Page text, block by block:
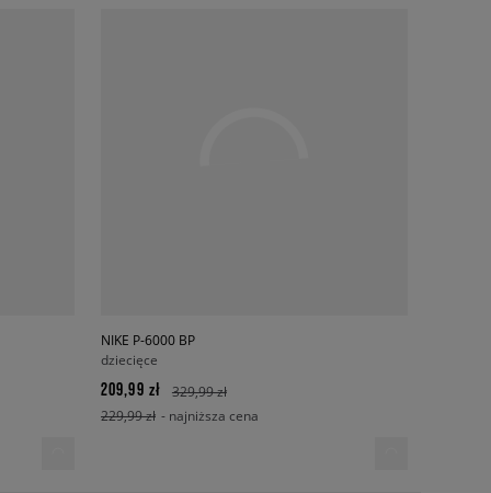
NIKE P-6000 BP
dziecięce
209,99 zł
329,99 zł
229,99 zł - najniższa cena